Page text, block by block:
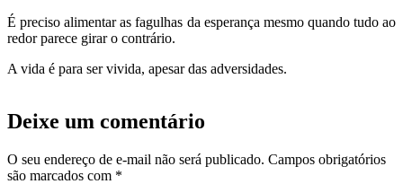
É preciso alimentar as fagulhas da esperança mesmo quando tudo ao
redor parece girar o contrário.
A vida é para ser vivida, apesar das adversidades.
Deixe um comentário
O seu endereço de e-mail não será publicado. Campos obrigatórios
são marcados com *